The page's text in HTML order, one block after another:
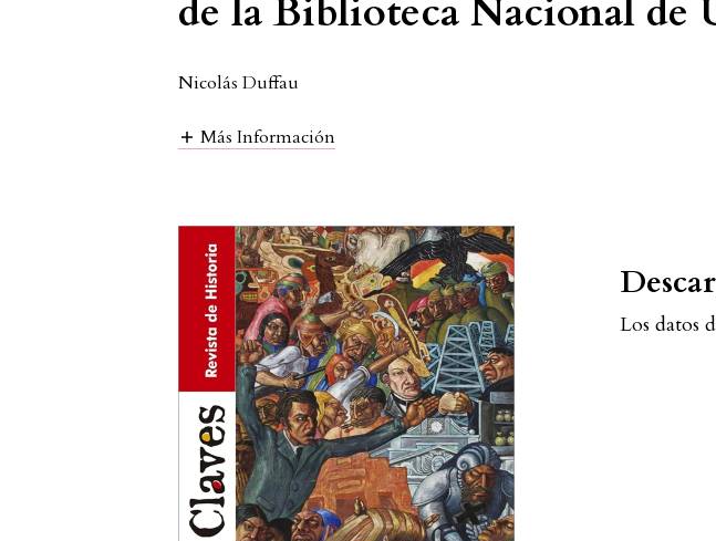
de la Biblioteca Nacional de
Nicolás Duffau
Más Información
Los datos